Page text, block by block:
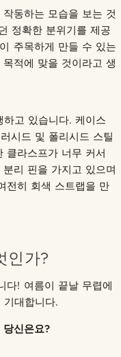
동하는 모습을 보는 것
정확한 분위기를 제공
주목하게 만들 수 있는
적에 맞을 것이라고 생
고 있습니다. 케이스
시드 및 폴리시드 스틸
클라스프가 너무 커서
리 핀을 가지고 있으며
전히 회색 스트랩을 만
인가?
다! 여름이 끝날 무렵에
대합니다.
신은요?